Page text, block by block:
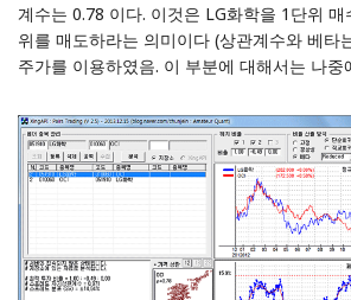
계수는 0.78 이다. 이것은 LG화학을 1단위
위를 매도하라는 의미이다 (상관계수와 베타
주가를 이용하였음. 이 부분에 대해서는 나중